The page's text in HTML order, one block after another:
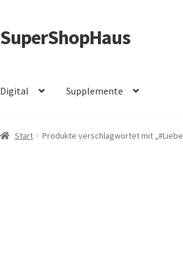
Zur
Navigation
Zum
Inhalt
SuperShopHaus
Digital Supplemente
Start Produkte verschlagwortet mit